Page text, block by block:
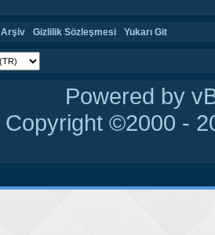
Arşiv Gizlilik Sözleşmesi Yukarı Git
Powered by
Copyright ©2000 -